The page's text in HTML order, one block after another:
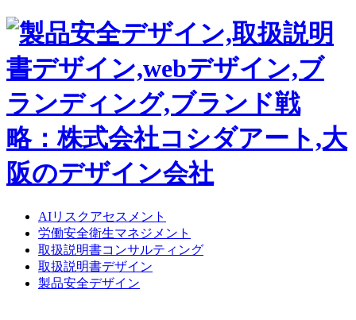
AIリスクアセスメント
労働安全衛生マネジメント
取扱説明書コンサルティング
取扱説明書デザイン
製品安全デザイン